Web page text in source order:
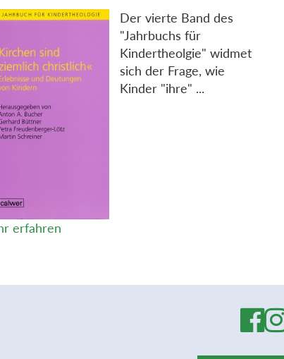
Der vierte Band des
"Jahrbuchs für
Kindertheolgie" widmet
sich der Frage, wie
Kinder "ihre" ...
erfahren